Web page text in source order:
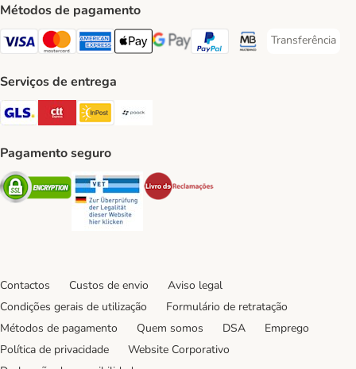
Métodos de pagamento
Visa Payment Method
Mastercard Payment Method
American Express Payment Method
Apple Pay Payment Method
Google Pay Payment Method
PayPal Payment Method
Multibanco Payment
Transferência
Transferência
Serviços de entrega
GLS Shipping Method
CTTExpress Shipping Method
InPost Shipping Method
Pagamento seguro
Security Security
Contactos Custos de envio
Aviso legal
Condições gerais de utilização
Formulário de retratação
Métodos de pagamento
Quem somos DSA
Emprego
Política de privacidade
Website Corporativo